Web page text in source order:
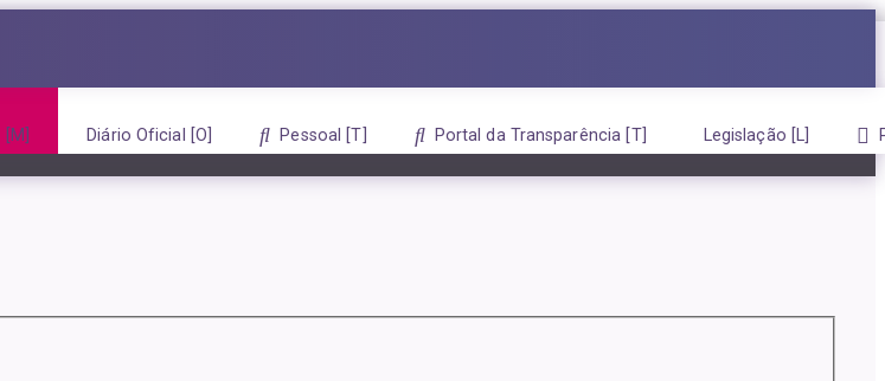
Diário Oficial Pessoal Portal da Transparência Legislação